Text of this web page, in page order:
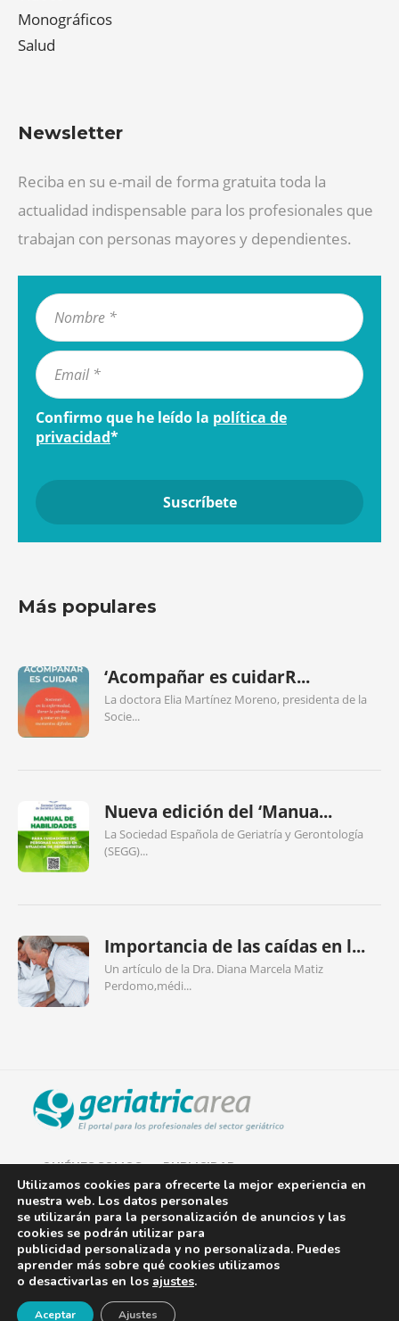
Monográficos
Salud
Newsletter
Reciba en su e-mail de forma gratuita toda la
actualidad indispensable para los profesionales que
trabajan con personas mayores y dependientes.
Confirmo que he leído la política de
privacidad*
Más populares
‘Acompañar es cuidarR...
La doctora Elia Martínez Moreno, presidenta de la
Socie...
Nueva edición del ‘Manua...
La Sociedad Española de Geriatría y Gerontología
(SEGG)...
Importancia de las caídas en l...
Un artículo de la Dra. Diana Marcela Matiz
Perdomo,médi...
QUIÉNES SOMOS PUBLICIDAD
AVISO LEGAL
POLÍTICA DE COOKIES
POLÍTICA DE PRIVACIDAD
CONTACTO¡Newsletter!
Utilizamos cookies para ofrecerte la mejor experiencia en
nuestra web. Los datos personales
se utilizarán para la personalización de anuncios y las
cookies se podrán utilizar para
publicidad personalizada y no personalizada. Puedes
aprender más sobre qué cookies utilizamos
o desactivarlas en los ajustes.
Aceptar Ajustes